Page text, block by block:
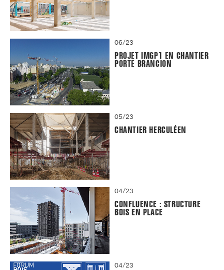
06/23
PROJET IMGP1 EN CHANTIER
PORTE BRANCION
05/23
CHANTIER HERCULÉEN
04/23
CONFLUENCE : STRUCTURE
BOIS EN PLACE
04/23